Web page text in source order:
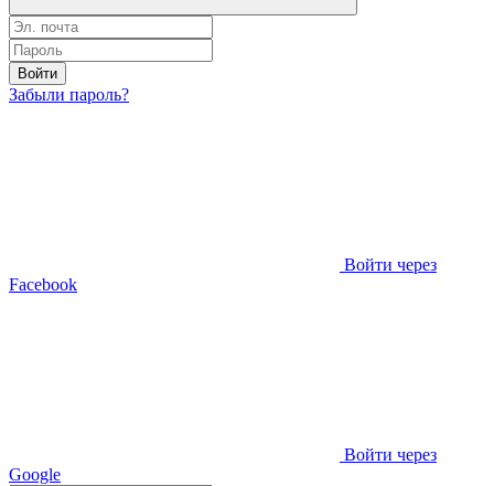
Войти
Забыли пароль?
Войти через
Facebook
Войти через
Google